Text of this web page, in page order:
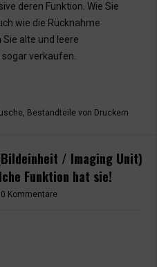
deren Funktion. Wie Sie
wie die Rücknahme
alte und leere
verkaufen.
, Bestandteile von Druckern
/ Imaging Unit)
Funktion hat sie!
0 Kommentare